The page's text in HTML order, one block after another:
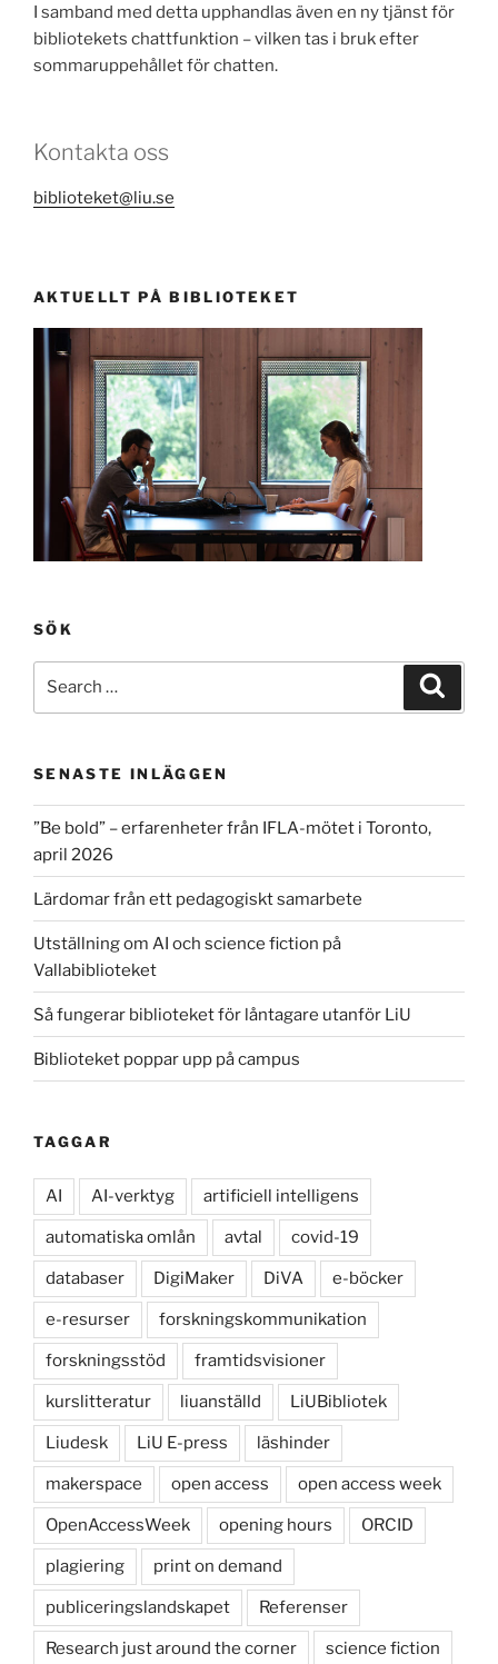
I samband med detta upphandlas även en ny tjänst för
bibliotekets chattfunktion – vilken tas i bruk efter
sommaruppehållet för chatten.
Kontakta oss
biblioteket@liu.se
AKTUELLT PÅ BIBLIOTEKET
SÖK
SENASTE INLÄGGEN
”Be bold” – erfarenheter från IFLA-mötet i Toronto,
april 2026
Lärdomar från ett pedagogiskt samarbete
Utställning om AI och science fiction på
Vallabiblioteket
Så fungerar biblioteket för låntagare utanför LiU
Biblioteket poppar upp på campus
TAGGAR
AI AI-verktyg artificiell intelligens
automatiska omlån avtal covid-19
databaser DigiMaker DiVA e-böcker
e-resurser forskningskommunikation
forskningsstöd framtidsvisioner
kurslitteratur liuanställd LiUBibliotek
Liudesk LiU E-press läshinder
makerspace open access open access week
OpenAccessWeek opening hours ORCID
plagiering print on demand
publiceringslandskapet Referenser
Research just around the corner science fiction